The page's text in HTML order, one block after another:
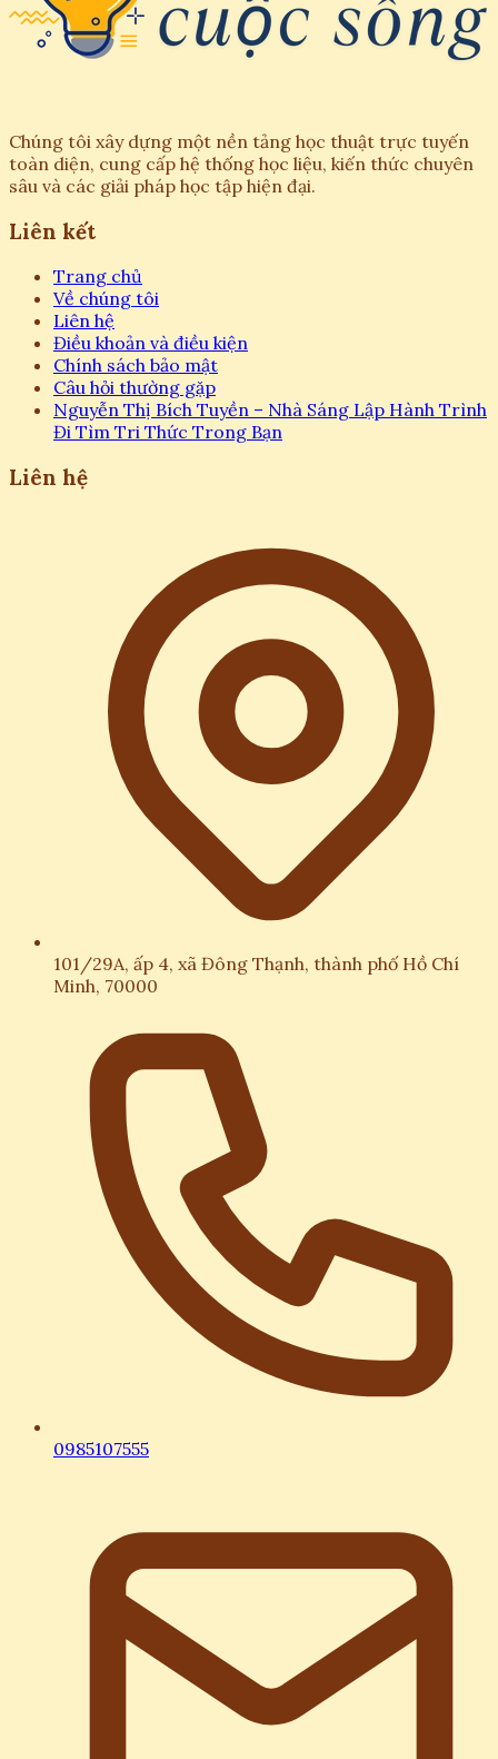
Chúng tôi xây dựng một nền tảng học thuật trực tuyến
toàn diện, cung cấp hệ thống học liệu, kiến thức chuyên
sâu và các giải pháp học tập hiện đại.
Liên kết
Trang chủ
Về chúng tôi
Liên hệ
Điều khoản và điều kiện
Chính sách bảo mật
Câu hỏi thường gặp
Nguyễn Thị Bích Tuyền – Nhà Sáng Lập Hành Trình
Đi Tìm Tri Thức Trong Bạn
Liên hệ
101/29A, ấp 4, xã Đông Thạnh, thành phố Hồ Chí
Minh, 70000
0985107555